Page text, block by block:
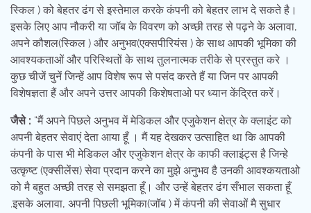
स्किल ) को बेहतर ढंग से इस्तेमाल करके कंपनी को बेहतर लाभ दे सकते है।
इसके लिए आप नौकरी या जॉब के विवरण को अच्छी तरह से पढ़ने के अलावा,
अपने कौशल(स्किल ) और अनुभव(एक्सपीरियंस ) के साथ आपकी भूमिका की
आवश्यकताओं और परिस्थितों के साथ तुलनात्मक तरीके से प्रस्तुत करे ।
कुछ चीजें चुनें जिन्हें आप विशेष रूप से पसंद करते हैं या जिन पर आपकी
विशेषज्ञता हैं और अपने उत्तर आपकी किशेषताओ पर ध्यान केंद्रित करें।
जैसे : “मैं अपने पिछले अनुभव में मेडिकल और एजुकेशन क्षेत्र के क्लाइंट को
अपनी बेहतर सेवाएं देता आया हूँ । मैं यह देखकर उत्साहित था कि आपकी
कंपनी के पास भी मेडिकल और एजुकेशन क्षेत्र के काफी क्लाइंट्स है जिन्हे
उत्कृष्ट (एक्सीलेंस) सेवा प्रदान करने का मुझे अनुभव है उनकी आवश्कयताओ
को मै बहुत अच्छी तरह से समझता हूँ। और उन्हें बेहतर ढंग सँभाल सकता हूँ
.इसके अलावा, अपनी पिछली भूमिका(जॉब ) में कंपनी की सेवाओं मै सुधार